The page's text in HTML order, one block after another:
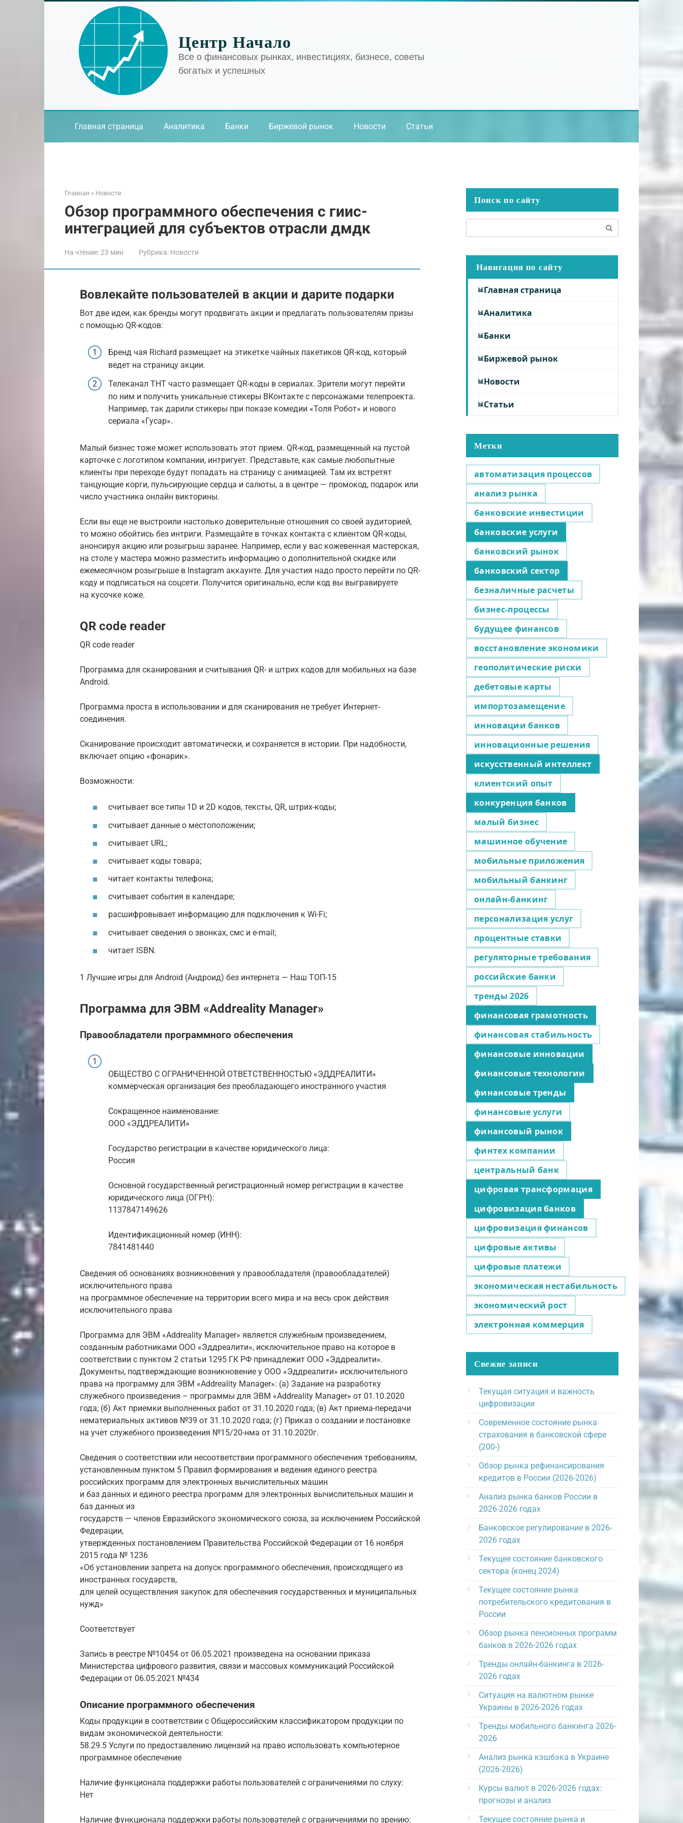
Центр Начало
Все о финансовых рынках, инвестициях, бизнесе, советы
богатых и успешных
Главная страница Аналитика Банки Биржевой рынок Новости Статьи
Главная » Новости
Обзор программного обеспечения с гиис-
интеграцией для субъектов отрасли дмдк
На чтение:23 мин Рубрика: Новости
Вовлекайте пользователей в акции и дарите подарки
Вот две идеи, как бренды могут продвигать акции и предлагать пользователям призы
с помощью QR-кодов:
Бренд чая Richard размещает на этикетке чайных пакетиков QR-код, который
ведет на страницу акции.
Телеканал ТНТ часто размещает QR-коды в сериалах. Зрители могут перейти
по ним и получить уникальные стикеры ВКонтакте с персонажами телепроекта.
Например, так дарили стикеры при показе комедии «Толя Робот» и нового
сериала «Гусар».
Малый бизнес тоже может использовать этот прием. QR-код, размещенный на пустой
карточке с логотипом компании, интригует. Представьте, как самые любопытные
клиенты при переходе будут попадать на страницу с анимацией. Там их встретят
танцующие корги, пульсирующие сердца и салюты, а в центре — промокод, подарок или
число участника онлайн викторины.
Если вы еще не выстроили настолько доверительные отношения со своей аудиторией,
то можно обойтись без интриги. Размещайте в точках контакта с клиентом QR-коды,
анонсируя акцию или розыгрыш заранее. Например, если у вас кожевенная мастерская,
на столе у мастера можно разместить информацию о дополнительной скидке или
ежемесячном розыгрыше в Instagram аккаунте. Для участия надо просто перейти по QR-
коду и подписаться на соцсети. Получится оригинально, если код вы выгравируете
на кусочке коже.
QR code reader
QR code reader
Программа для сканирования и считывания QR- и штрих кодов для мобильных на базе
Android.
Программа проста в использовании и для сканирования не требует Интернет-
соединения.
Сканирование происходит автоматически, и сохраняется в истории. При надобности,
включает опцию «фонарик».
Возможности:
считывает все типы 1D и 2D кодов, тексты, QR, штрих-коды;
считывает данные о местоположении;
считывает URL;
считывает коды товара;
читает контакты телефона;
считывает события в календаре;
расшифровывает информацию для подключения к Wi-Fi;
считывает сведения о звонках, смс и e-mail;
читает ISBN.
1 Лучшие игры для Android (Андроид) без интернета — Наш ТОП-15
Программа для ЭВМ «Addreality Manager»
Правообладатели программного обеспечения
ОБЩЕСТВО С ОГРАНИЧЕННОЙ ОТВЕТСТВЕННОСТЬЮ «ЭДДРЕАЛИТИ»
коммерческая организация без преобладающего иностранного участия
Сокращенное наименование:
ООО «ЭДДРЕАЛИТИ»
Государство регистрации в качестве юридического лица:
Россия
Основной государственный регистрационный номер регистрации в качестве
юридического лица (ОГРН):
1137847149626
Идентификационный номер (ИНН):
7841481440
Сведения об основаниях возникновения у правообладателя (правообладателей)
исключительного права
на программное обеспечение на территории всего мира и на весь срок действия
исключительного права
Программа для ЭВМ «Addreality Manager» является служебным произведением,
созданным работниками ООО «Эддреалити», исключительное право на которое в
соответствии с пунктом 2 статьи 1295 ГК РФ принадлежит ООО «Эддреалити».
Документы, подтверждающие возникновение у ООО «Эддреалити» исключительного
права на программу для ЭВМ «Addreality Manager»: (а) Задание на разработку
служебного произведения – программы для ЭВМ «Addreality Manager» от 01.10.2020
года; (б) Акт приемки выполненных работ от 31.10.2020 года; (в) Акт приема-передачи
нематериальных активов №39 от 31.10.2020 года; (г) Приказ о создании и постановке
на учет служебного произведения №15/20-нма от 31.10.2020г.
Сведения о соответствии или несоответствии программного обеспечения требованиям,
установленным пунктом 5 Правил формирования и ведения единого реестра
российских программ для электронных вычислительных машин
и баз данных и единого реестра программ для электронных вычислительных машин и
баз данных из
государств — членов Евразийского экономического союза, за исключением Российской
Федерации,
утвержденных постановлением Правительства Российской Федерации от 16 ноября
2015 года № 1236
«Об установлении запрета на допуск программного обеспечения, происходящего из
иностранных государств,
для целей осуществления закупок для обеспечения государственных и муниципальных
нужд»
Соответствует
Запись в реестре №10454 от 06.05.2021 произведена на основании приказа
Министерства цифрового развития, связи и массовых коммуникаций Российской
Федерации от 06.05.2021 №434
Описание программного обеспечения
Коды продукции в соответствии с Общероссийским классификатором продукции по
видам экономической деятельности:
58.29.5 Услуги по предоставлению лицензий на право использовать компьютерное
программное обеспечение
Наличие функционала поддержки работы пользователей с ограничениями по слуху:
Нет
Наличие функционала поддержки работы пользователей с ограничениями по зрению:
Поиск по сайту
Навигация по сайту
Главная страница
Аналитика
Банки
Биржевой рынок
Новости
Статьи
Метки
автоматизация процессов
анализ рынка
банковские инвестиции
банковские услуги
банковский рынок
банковский сектор
безналичные расчеты
бизнес-процессы
будущее финансов
восстановление экономики
геополитические риски
дебетовые карты
импортозамещение
инновации банков
инновационные решения
искусственный интеллект
клиентский опыт
конкуренция банков
малый бизнес
машинное обучение
мобильные приложения
мобильный банкинг
онлайн-банкинг
персонализация услуг
процентные ставки
регуляторные требования
российские банки
тренды 2026
финансовая грамотность
финансовая стабильность
финансовые инновации
финансовые технологии
финансовые тренды
финансовые услуги
финансовый рынок
финтех компании
центральный банк
цифровая трансформация
цифровизация банков
цифровизация финансов
цифровые активы
цифровые платежи
экономическая нестабильность
экономический рост
электронная коммерция
Свежие записи
Текущая ситуация и важность
цифровизации
Современное состояние рынка
страхования в банковской сфере
(200-)
Обзор рынка рефинансирования
кредитов в России (2026-2026)
Анализ рынка банков России в
2026-2026 годах
Банковское регулирование в 2026-
2026 годах
Текущее состояние банковского
сектора (конец 2024)
Текущее состояние рынка
потребительского кредитования в
России
Обзор рынка пенсионных программ
банков в 2026-2026 годах
Тренды онлайн-банкинга в 2026-
2026 годах
Ситуация на валютном рынке
Украины в 2026-2026 годах
Тренды мобильного банкинга 2026-
2026
Анализ рынка кэшбэка в Украине
(2026-2026)
Курсы валют в 2026-2026 годах:
прогнозы и анализ
Текущее состояние рынка и